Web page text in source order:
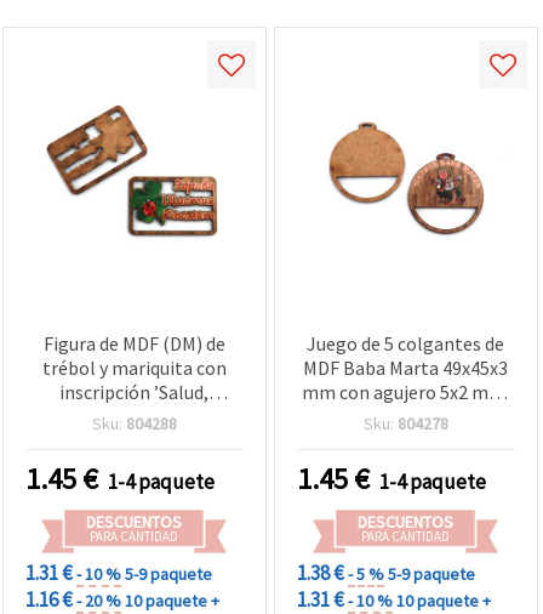
Figura de MDF (DM) de
trébol y mariquita con
inscripción ’Salud,
Felicidad, Suerte’, 33x50x3
Sku: 804288
1.45€ 1-4 paquete
DESCUENTOS
PARA CANTIDAD
1.31 €- 10 %5-9 paquete
1.16 €- 20 %10 paquete +
Juego de 5 colgantes de
MDF Baba Marta 49x45x3
mm con agujero 5x2 mm,
diseño Martenitsa rojo y
manualidades y bisutería
Sku: 804278
1.45€ 1-4 paquete
DESCUENTOS
PARA CANTIDAD
1.38 €- 5 %5-9 paquete
1.31 €- 10 %10 paquete +